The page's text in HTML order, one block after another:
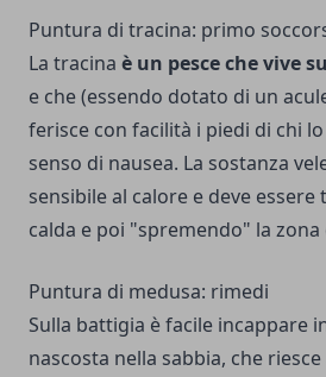
Puntura di tracina: primo
La tracina è un pesce che vive
e che (essendo dotato di un
ferisce con facilità i piedi di chi
senso di nausea. La sostanza
sensibile al calore e deve
calda e poi "spremendo" la
Puntura di medusa: rimedi
Sulla battigia è facile incappare
nascosta nella sabbia, che